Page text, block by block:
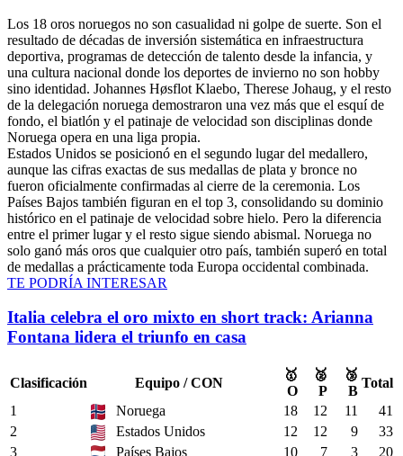
Los 18 oros noruegos no son casualidad ni golpe de suerte. Son el
resultado de décadas de inversión sistemática en infraestructura
deportiva, programas de detección de talento desde la infancia, y
una cultura nacional donde los deportes de invierno no son hobby
sino identidad. Johannes Høsflot Klaebo, Therese Johaug, y el resto
de la delegación noruega demostraron una vez más que el esquí de
fondo, el biatlón y el patinaje de velocidad son disciplinas donde
Noruega opera en una liga propia.
Estados Unidos se posicionó en el segundo lugar del medallero,
aunque las cifras exactas de sus medallas de plata y bronce no
fueron oficialmente confirmadas al cierre de la ceremonia. Los
Países Bajos también figuran en el top 3, consolidando su dominio
histórico en el patinaje de velocidad sobre hielo. Pero la diferencia
entre el primer lugar y el resto sigue siendo abismal. Noruega no
solo ganó más oros que cualquier otro país, también superó en total
de medallas a prácticamente toda Europa occidental combinada.
TE PODRÍA INTERESAR
Italia celebra el oro mixto en short track: Arianna
Fontana lidera el triunfo en casa
Clasificación Equipo / CON
🥇
O
🥈
P
🥉
B
Total
1
Noruega 18 12 11
41
2
Estados Unidos 12 12 9
33
3
Países Bajos 10 7 3
20